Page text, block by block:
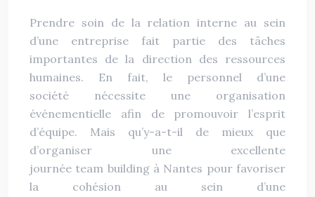
Prendre soin de la relation interne au sein
d’une entreprise fait partie des tâches
importantes de la direction des ressources
humaines. En fait, le personnel d’une
société nécessite une organisation
événementielle afin de promouvoir l’esprit
d’équipe. Mais qu’y-a-t-il de mieux que
d’organiser une excellente
journée team building à Nantes pour favoriser
la cohésion au sein d’une